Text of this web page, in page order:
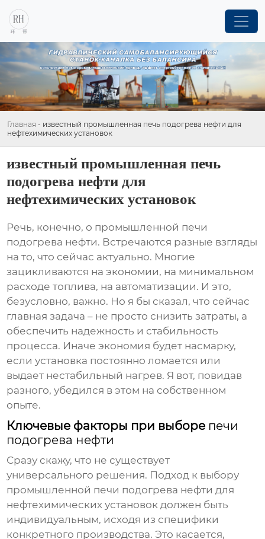
Главная - известный промышленная печь подогрева нефти для
нефтехимических установок
известный промышленная печь
подогрева нефти для
нефтехимических установок
Речь, конечно, о промышленной печи
подогрева нефти. Встречаются разные взгляды
на то, что сейчас актуально. Многие
зацикливаются на экономии, на минимальном
расходе топлива, на автоматизации. И это,
безусловно, важно. Но я бы сказал, что сейчас
главная задача – не просто снизить затраты, а
обеспечить надежность и стабильность
процесса. Иначе экономия будет насмарку,
если установка постоянно ломается или
выдает нестабильный нагрев. Я вот, повидав
разного, убедился в этом на собственном
опыте.
Ключевые факторы при выборе печи
подогрева нефти
Сразу скажу, что не существует
универсального решения. Подход к выбору
промышленной печи подогрева нефти для
нефтехимических установок должен быть
индивидуальным, исходя из специфики
конкретного производства. Это касается,